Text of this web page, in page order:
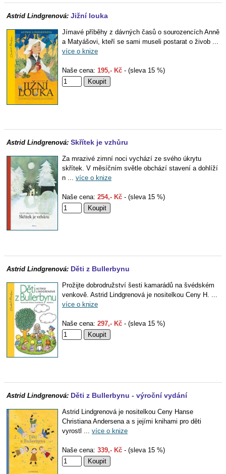
Astrid Lindgrenová: Jižní louka
Jímavé příběhy z dávných časů o sourozencích Anně
a Matyášovi, kteří se sami museli postarat o živob ...
více o knize
Naše cena: 195,- Kč - (sleva 15 %)
Astrid Lindgrenová: Skřítek je vzhůru
Za mrazivé zimní noci vychází ze svého úkrytu
skřítek. V měsíčním světle obchází stavení a dohlíží
n ... více o knize
Naše cena: 254,- Kč - (sleva 15 %)
Astrid Lindgrenová: Děti z Bullerbynu
Prožijte dobrodružství šesti kamarádů na švédském
venkově. Astrid Lindgrenová je nositelkou Ceny H. ...
více o knize
Naše cena: 297,- Kč - (sleva 15 %)
Astrid Lindgrenová: Děti z Bullerbynu - výroční vydání
Astrid Lindgrenová je nositelkou Ceny Hanse
Christiana Andersena a s jejími knihami pro děti
vyrostl ... více o knize
Naše cena: 339,- Kč - (sleva 15 %)